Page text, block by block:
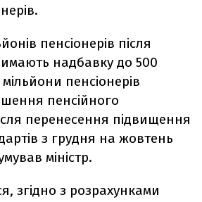
пенсіонерів після
надбавку до 500
пенсіонерів
пенсійного
перенесення підвищення
з грудня на жовтень
міністр.
згідно з розрахунками